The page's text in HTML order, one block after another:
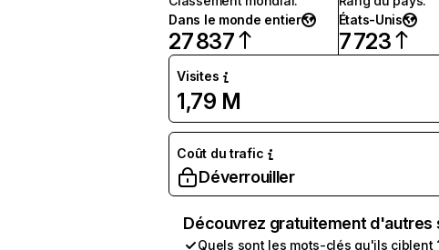
Dans le monde entier
27 837
États-Unis
7 723
Visites
1,79 M
Coût du trafic
Déverrouiller
Découvrez gratuitement
Quels sont les mots-clés qu'ils ciblent